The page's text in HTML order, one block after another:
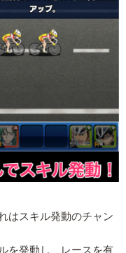
はスキル発動のチャン
を発動し、レースを有